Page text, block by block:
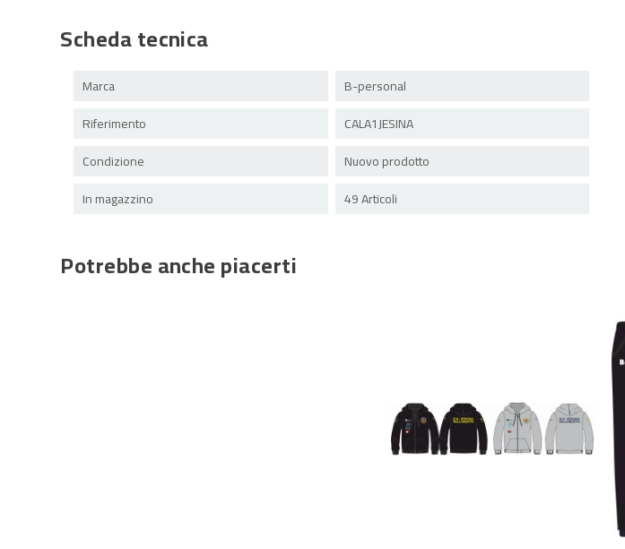
Scheda tecnica
Marca
B-personal
Riferimento
CALA1JESINA
Condizione
Nuovo prodotto
In magazzino
49 Articoli
Potrebbe anche piacerti